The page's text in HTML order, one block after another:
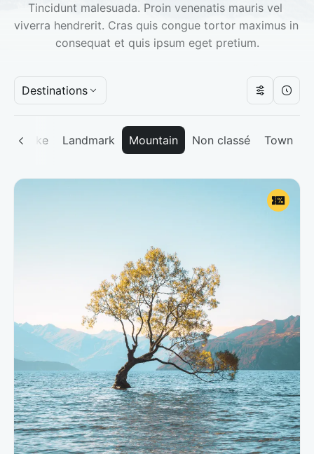
Tincidunt malesuada. Proin venenatis mauris vel
viverra hendrerit. Cras quis congue tortor maximus in
consequat et quis ipsum eget pretium.
Destinations
Lake Landmark Mountain Non classé Town